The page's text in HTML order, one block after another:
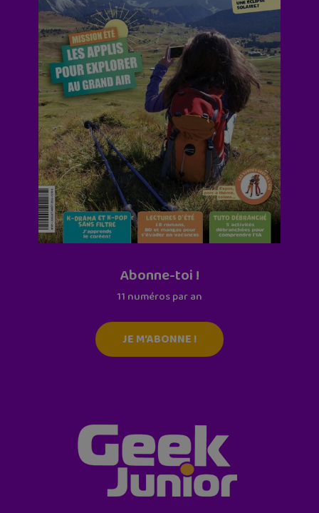
Abonne-toi !
11 numéros par an
JE M'ABONNE !